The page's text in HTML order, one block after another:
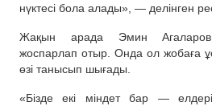
нүктесі бола алады», — делінген
Жақын арада Эмин Агаларов
жоспарлап отыр. Онда ол жобаға
өзі танысып шығады.
«Бізде екі міндет бар —